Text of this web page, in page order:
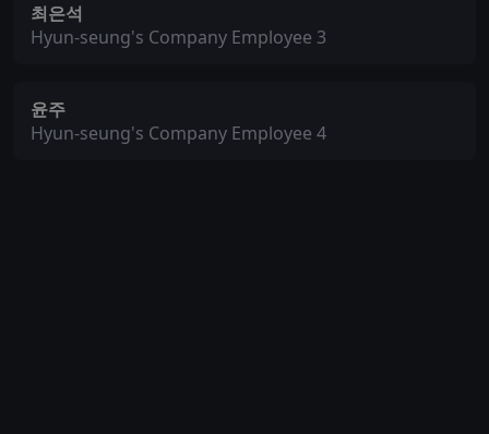
최은석
Hyun-seung's Company Employee 3
윤주
Hyun-seung's Company Employee 4